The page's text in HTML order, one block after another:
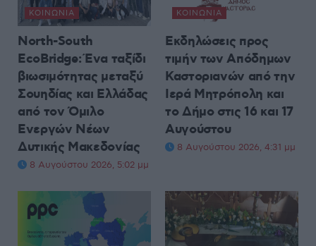
ΚΟΙΝΩΝΊΑ
North-South
EcoBridge: Ένα ταξίδι
βιωσιμότητας μεταξύ
Σουηδίας και Ελλάδας
από τον Όμιλο
Ενεργών Νέων
Δυτικής Μακεδονίας
8 Αυγούστου 2026, 5:02 μμ
ΚΟΙΝΩΝΊΑ
Εκδηλώσεις προς
τιμήν των Απόδημων
Καστοριανών από την
Ιερά Μητρόπολη και
το Δήμο στις 16 και 17
Αυγούστου
8 Αυγούστου 2026, 4:31 μμ